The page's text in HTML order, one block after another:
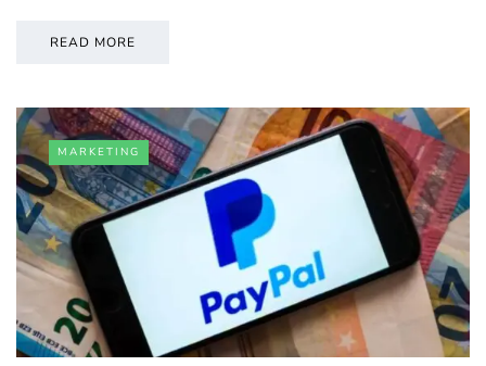
READ MORE
MARKETING